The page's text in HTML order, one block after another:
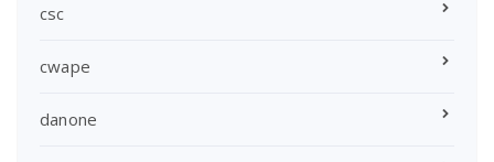
csc
cwape
danone